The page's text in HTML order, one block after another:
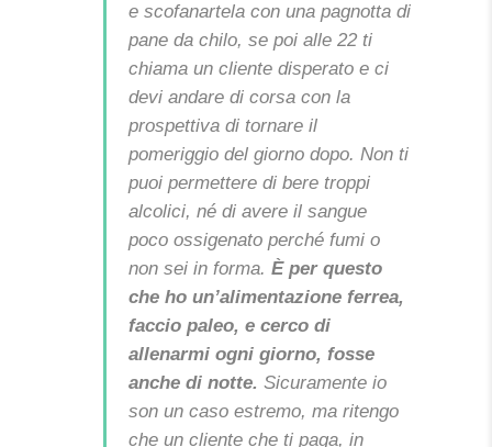
e scofanartela con una pagnotta di
pane da chilo, se poi alle 22 ti
chiama un cliente disperato e ci
devi andare di corsa con la
prospettiva di tornare il
pomeriggio del giorno dopo. Non ti
puoi permettere di bere troppi
alcolici, né di avere il sangue
poco ossigenato perché fumi o
non sei in forma. È per questo
che ho un’alimentazione ferrea,
faccio paleo, e cerco di
allenarmi ogni giorno, fosse
anche di notte. Sicuramente io
son un caso estremo, ma ritengo
che un cliente che ti paga, in